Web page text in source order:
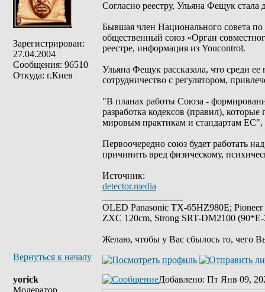
Зарегистрирован:
27.04.2004
Сообщения: 96510
Откуда: г.Киев
Согласно реестру, Ульяна Фещук стала
Бывшая член Национального совета
общественный союз «Орган
реестре, информация из Youcontrol.
Ульяна Фещук рассказала, что среди
сотрудничество с регулятором,
"В планах работы Союза -
разработка кодексов (правил),
мировым практикам и стандартам ЕС",
Первоочередно союз будет работать
причинить вред физическому,
Источник:
detector.media
OLED Panasonic TX-65HZ980E;
ZXC 120cm, Strong SRT-DM2100
Желаю, чтобы у Вас сбылось то, чего
Вернуться к началу
yorick
Модератор
Добавлено: Пт Янв 09,